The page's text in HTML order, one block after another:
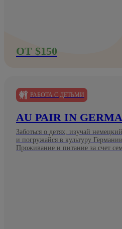
ОТ $150
РАБОТА С ДЕТЬМИ
AU PAIR IN
Заботься о детях, изучай
и погружайся в культуру
Проживание и питание за счет